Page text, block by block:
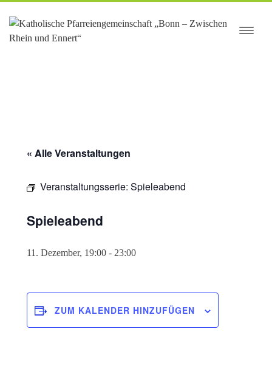
springen
« Alle Veranstaltungen
Veranstaltungsserie: Spieleabend
Spieleabend
11. Dezember, 19:00 - 23:00
ZUM KALENDER HINZUFÜGEN